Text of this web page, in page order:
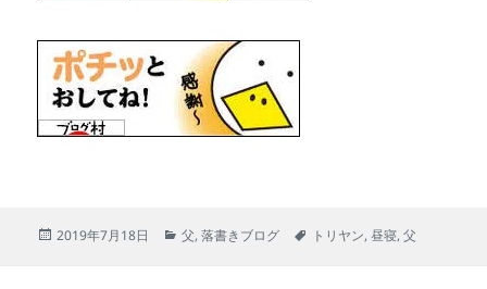
投
2019年7月18日
カ
父,落書きブログ
タ
トリヤン,昼寝,父